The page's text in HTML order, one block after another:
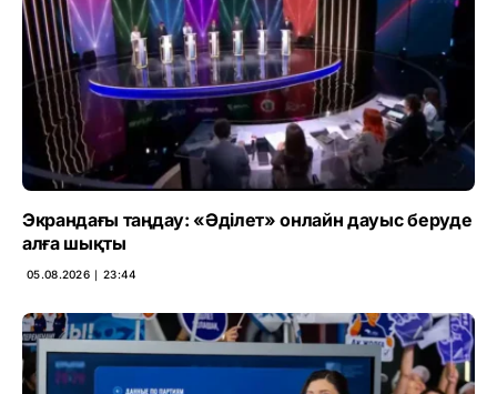
Экрандағы таңдау: «Әділет» онлайн дауыс беруде
алға шықты
05.08.2026 ∣ 23:44